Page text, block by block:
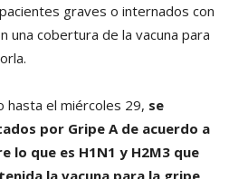
graves o internados con
una cobertura de la vacuna para
hasta el miércoles 29, se
por Gripe A de acuerdo a
lo que es H1N1 y H2M3 que
la vacuna para la gripe